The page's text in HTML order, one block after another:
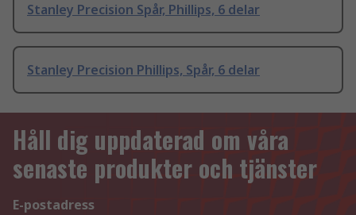
Stanley Precision Spår, Phillips, 6 delar
Stanley Precision Phillips, Spår, 6 delar
Håll dig uppdaterad om våra
senaste produkter och tjänster
E-postadress